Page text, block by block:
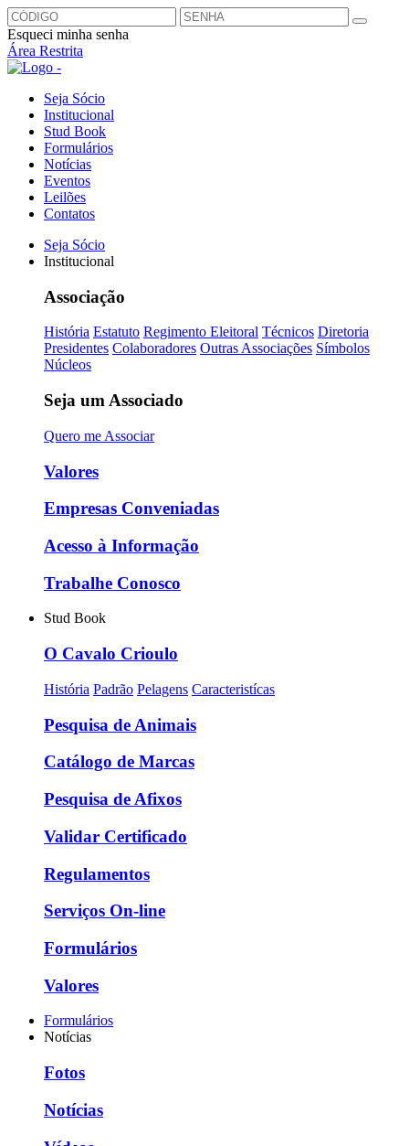
Esqueci minha senha
Área Restrita
Seja Sócio
Institucional
Stud Book
Formulários
Notícias
Eventos
Leilões
Contatos
Seja Sócio
Institucional
Associação
História Estatuto Regimento Eleitoral Técnicos Diretoria
Presidentes Colaboradores Outras Associações Símbolos
Núcleos
Seja um Associado
Quero me Associar
Valores
Empresas Conveniadas
Acesso à Informação
Trabalhe Conosco
Stud Book
O Cavalo Crioulo
História Padrão Pelagens Caracteristícas
Pesquisa de Animais
Catálogo de Marcas
Pesquisa de Afixos
Validar Certificado
Regulamentos
Serviços On-line
Formulários
Valores
Formulários
Notícias
Fotos
Notícias